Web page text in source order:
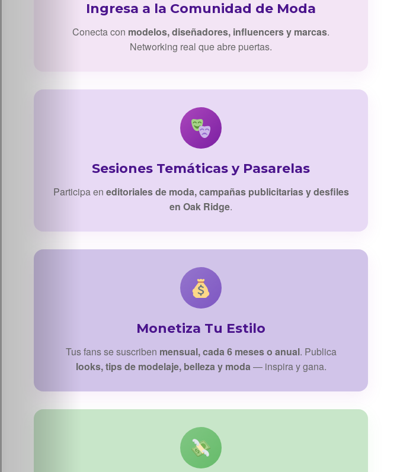
Ingresa a la Comunidad de Moda
Conecta con modelos, diseñadores, influencers y marcas.
Networking real que abre puertas.
Sesiones Temáticas y Pasarelas
Participa en editoriales de moda, campañas publicitarias y desfiles
en Oak Ridge.
Monetiza Tu Estilo
Tus fans se suscriben mensual, cada 6 meses o anual. Publica
looks, tips de modelaje, belleza y moda— inspira y gana.